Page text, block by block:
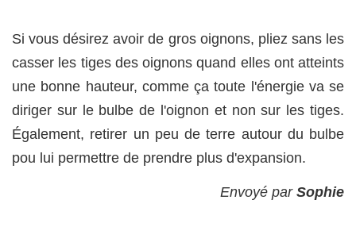
Si vous désirez avoir de gros oignons, pliez sans les
casser les tiges des oignons quand elles ont atteints
une bonne hauteur, comme ça toute l'énergie va se
diriger sur le bulbe de l'oignon et non sur les tiges.
Également, retirer un peu de terre autour du bulbe
pou lui permettre de prendre plus d'expansion.
Envoyé par Sophie